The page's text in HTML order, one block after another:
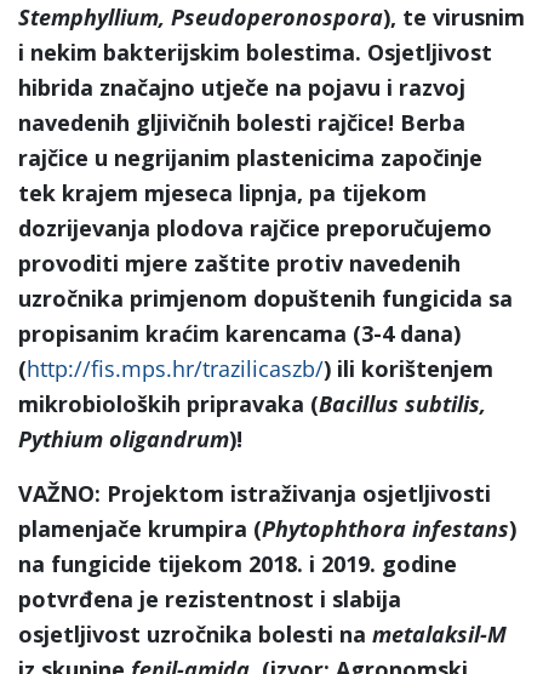
Stemphyllium, Pseudoperonospora), te virusnim
i nekim bakterijskim bolestima. Osjetljivost
hibrida značajno utječe na pojavu i razvoj
navedenih gljivičnih bolesti rajčice! Berba
rajčice u negrijanim plastenicima započinje
tek krajem mjeseca lipnja, pa tijekom
dozrijevanja plodova rajčice preporučujemo
provoditi mjere zaštite protiv navedenih
uzročnika primjenom dopuštenih fungicida sa
propisanim kraćim karencama (3-4 dana)
(http://fis.mps.hr/trazilicaszb/) ili korištenjem
mikrobioloških pripravaka (Bacillus subtilis,
Pythium oligandrum)!
VAŽNO: Projektom istraživanja osjetljivosti
plamenjače krumpira (Phytophthora infestans)
na fungicide tijekom 2018. i 2019. godine
potvrđena je rezistentnost i slabija
osjetljivost uzročnika bolesti na metalaksil-M